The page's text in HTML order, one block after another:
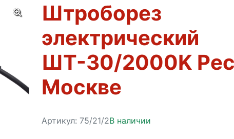
Штроборез
электрический
ШТ-30/2000K
Москве
Артикул: 75/21/2В наличии